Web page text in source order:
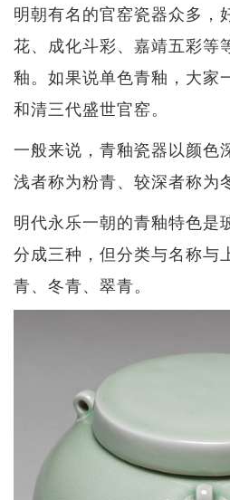
明朝有名的官窑瓷器众多，
花、成化斗彩、嘉靖五彩等
釉。如果说单色青釉，大家
和清三代盛世官窑。
一般来说，青釉瓷器以颜色
浅者称为粉青、较深者称为
明代永乐一朝的青釉特色是
分成三种，但分类与名称与
青、冬青、翠青。